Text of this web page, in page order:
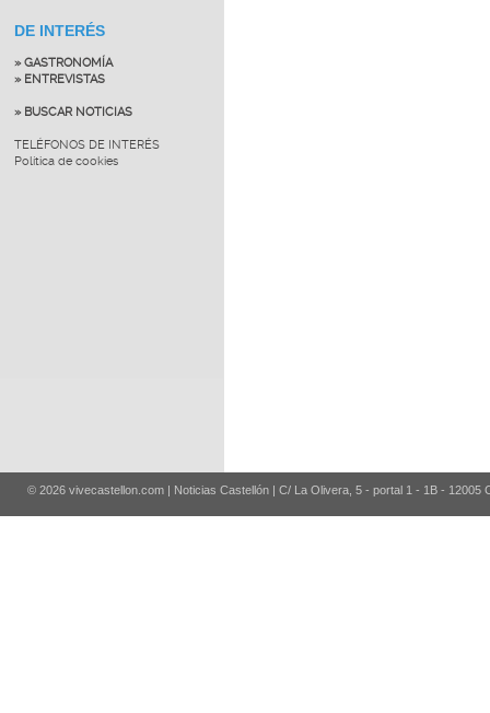
DE INTERÉS
» GASTRONOMÍA
» ENTREVISTAS
» BUSCAR NOTICIAS
TELÉFONOS DE INTERÉS
Política de cookies
© 2026 vivecastellon.com | Noticias Castellón | C/ La Olivera, 5 - portal 1 - 1B - 12005